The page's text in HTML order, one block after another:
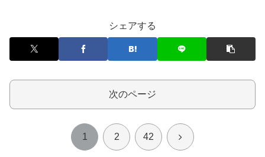
シェアする
次のページ
1 2 42 次